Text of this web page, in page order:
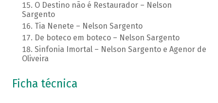
O Destino não é Restaurador – Nelson
Sargento
Tia Nenete – Nelson Sargento
De boteco em boteco – Nelson Sargento
Sinfonia Imortal – Nelson Sargento e Agenor de
Oliveira
Ficha técnica